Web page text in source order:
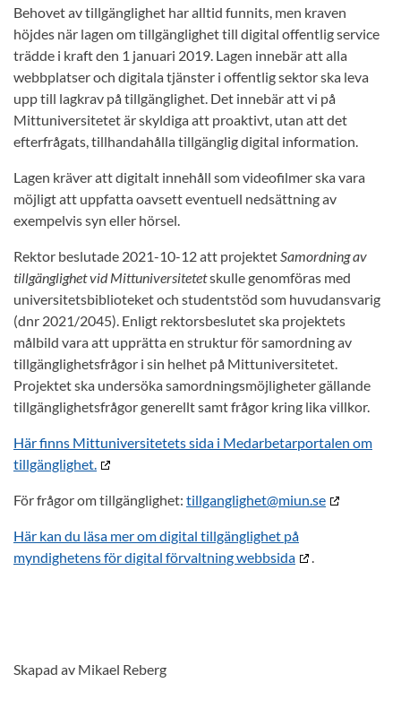
Behovet av tillgänglighet har alltid funnits, men kraven
höjdes när lagen om tillgänglighet till digital offentlig service
trädde i kraft den 1 januari 2019. Lagen innebär att alla
webbplatser och digitala tjänster i offentlig sektor ska leva
upp till lagkrav på tillgänglighet. Det innebär att vi på
Mittuniversitetet är skyldiga att proaktivt, utan att det
efterfrågats, tillhandahålla tillgänglig digital information.
Lagen kräver att digitalt innehåll som videofilmer ska vara
möjligt att uppfatta oavsett eventuell nedsättning av
exempelvis syn eller hörsel.
Rektor beslutade 2021-10-12 att projektetSamordning av
tillgänglighet vid Mittuniversitetetskulle genomföras med
universitetsbiblioteket och studentstöd som huvudansvarig
(dnr 2021/2045). Enligt rektorsbeslutet ska projektets
målbild vara att upprätta en struktur för samordning av
tillgänglighetsfrågor i sin helhet på Mittuniversitetet.
Projektet ska undersöka samordningsmöjligheter gällande
tillgänglighetsfrågor generellt samt frågor kring lika villkor.
Här finns Mittuniversitetets sida i Medarbetarportalen om
tillgänglighet.
För frågor om tillgänglighet: tillganglighet@miun.se
Här kan du läsa mer om digital tillgänglighet på
myndighetens för digital förvaltning webbsida
.
Skapad av Mikael Reberg